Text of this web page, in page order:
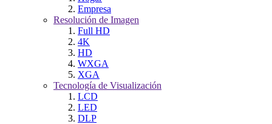
Empresa
Resolución de Imagen
Full HD
4K
HD
WXGA
XGA
Tecnología de Visualización
LCD
LED
DLP